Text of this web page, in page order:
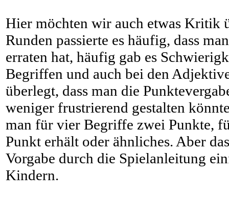
Hier möchten wir auch etwas Kritik
Runden passierte es häufig, dass
erraten hat, häufig gab es
Begriffen und auch bei den
überlegt, dass man die
weniger frustrierend gestalten
man für vier Begriffe zwei Punkte,
Punkt erhält oder ähnliches. Aber
Vorgabe durch die Spielanleitung
Kindern.